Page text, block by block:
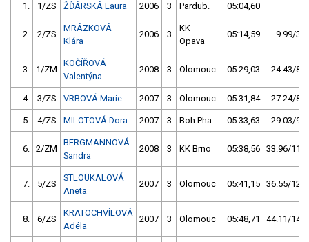
1. 1/ZS ŽĎÁRSKÁ Laura 2006 3 Pardub. 05:04,60
2. 2/ZS
MRÁZKOVÁ
Klára
2006 3
KK
Opava
05:14,59 9.99/3,3
3. 1/ZM
KOČÍŘOVÁ
Valentýna
2008 3 Olomouc 05:29,03 24.43/8,0
4. 3/ZS VRBOVÁ Marie 2007 3 Olomouc 05:31,84 27.24/8,9
5. 4/ZS MILOTOVÁ Dora 2007 3 Boh.Pha 05:33,63 29.03/9,5
6. 2/ZM
BERGMANNOVÁ
Sandra
2008 3 KK Brno 05:38,56 33.96/11,1
7. 5/ZS
STLOUKALOVÁ
Aneta
2007 3 Olomouc 05:41,15 36.55/12,0
8. 6/ZS
KRATOCHVÍLOVÁ
Adéla
2007 3 Olomouc 05:48,71 44.11/14,5